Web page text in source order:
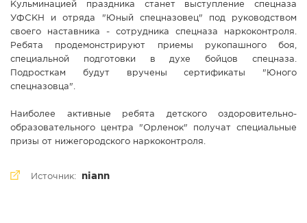
Кульминацией праздника станет выступление спецназа
УФСКН и отряда "Юный спецназовец" под руководством
своего наставника - сотрудника спецназа наркоконтроля.
Ребята продемонстрируют приемы рукопашного боя,
специальной подготовки в духе бойцов спецназа.
Подросткам будут вручены сертификаты "Юного
спецназовца".
Наиболее активные ребята детского оздоровительно-
образовательного центра "Орленок" получат специальные
призы от нижегородского наркоконтроля.
Источник: niann